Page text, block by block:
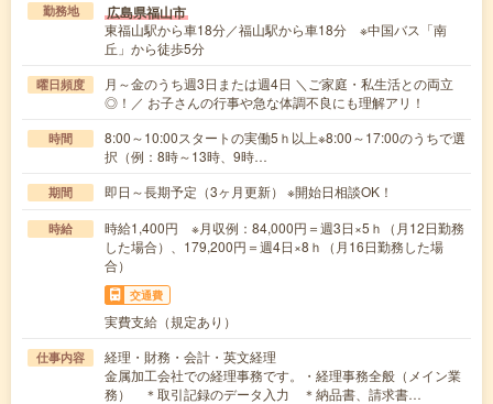
勤務地 広島県福山市
東福山駅から車18分／福山駅から車18分 ※中国バス「南
丘」から徒歩5分
曜日頻度
月～金のうち週3日または週4日 ＼ご家庭・私生活との両立
◎！／ お子さんの行事や急な体調不良にも理解アリ！
時間
8:00～10:00スタートの実働5ｈ以上※8:00～17:00のうちで選
択（例：8時～13時、9時…
期間 即日～長期予定（3ヶ月更新） ※開始日相談OK！
時給
時給1,400円 ※月収例：84,000円＝週3日×5ｈ（月12日勤務
した場合）、179,200円＝週4日×8ｈ（月16日勤務した場
合）
交通費
実費支給（規定あり）
仕事内容
経理・財務・会計・英文経理
金属加工会社での経理事務です。・経理事務全般（メイン業
務） ＊取引記録のデータ入力 ＊納品書、請求書…